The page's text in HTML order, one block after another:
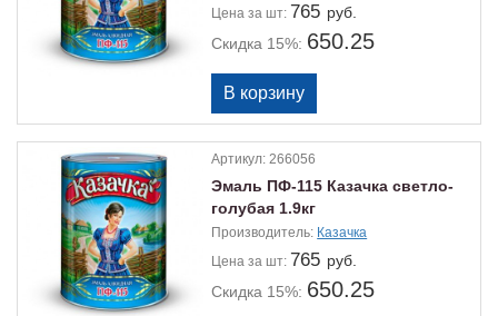
Цена за шт: 765 руб.
Скидка 15%: 650.25
Артикул:266056
Эмаль ПФ-115 Казачка светло-
голубая 1.9кг
Производитель: Казачка
Цена за шт: 765 руб.
Скидка 15%: 650.25